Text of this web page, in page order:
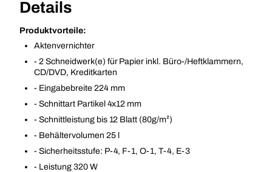
Details
Produktvorteile:
Aktenvernichter
- 2 Schneidwerk(e) für Papier inkl. Büro-/Heftklammern,
CD/DVD, Kreditkarten
- Eingabebreite 224 mm
- Schnittart Partikel 4x12 mm
- Schnittleistung bis 12 Blatt (80g/m²)
- Behältervolumen 25 l
- Sicherheitsstufe: P-4, F-1, O-1, T-4, E-3
- Leistung 320 W